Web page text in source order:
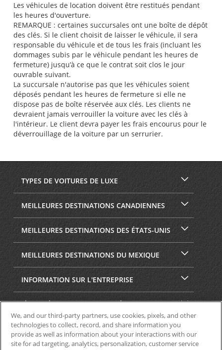
Les véhicules de location doivent être restitués pendant
les heures d'ouverture.
REMARQUE : certaines succursales ont une boîte de dépôt
des clés. Si le client choisit de laisser le véhicule, il sera
responsable du véhicule et de tous les frais (incluant les
dommages subis par le véhicule pendant les heures de
fermeture) jusqu’à ce que le contrat soit clos le jour
ouvrable suivant.
La succursale n'autorise pas que les véhicules soient
déposés pendant les heures de fermeture si elle ne
dispose pas de boîte réservée aux clés. Les clients ne
devraient jamais verrouiller la voiture avec les clés à
l'intérieur. Le client devra payer les frais encourus pour le
déverrouillage de la voiture par un serrurier.
TYPES DE VOITURES DE LUXE
MEILLEURES DESTINATIONS CANADIENNES
MEILLEURES DESTINATIONS DES ÉTATS-UNIS
MEILLEURES DESTINATIONS DU MEXIQUE
INFORMATION SUR L'ENTREPRISE
SÉCURITÉ ET CONFIDENTIALITÉ
We, and our third-party partners, use cookies, pixels, and other
technologies to collect, record, and share information you
provide as well as information about your interactions with our
site for ad targeting, analytics, personalization, customer service